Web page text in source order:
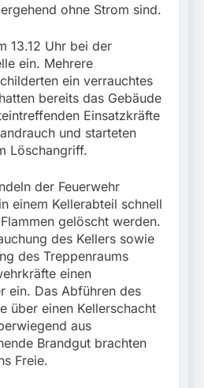
zur Sicherstellung
und Einleitung eines
Kraftfahrzeug über die
eingereist/Bundespolizei
stellt Auto sicher
3. August 2026
ohne Strom sind.
13.12 Uhr bei der
ein. Mehrere
ein verrauchtes
bereits das Gebäude
Einsatzkräfte
und starteten
Löschangriff.
der Feuerwehr
einem Kellerabteil schnell
gelöscht werden.
des Kellers sowie
des Treppenraums
einen
ein. Das Abführen des
über einen Kellerschacht
aus
Brandgut brachten
Freie.